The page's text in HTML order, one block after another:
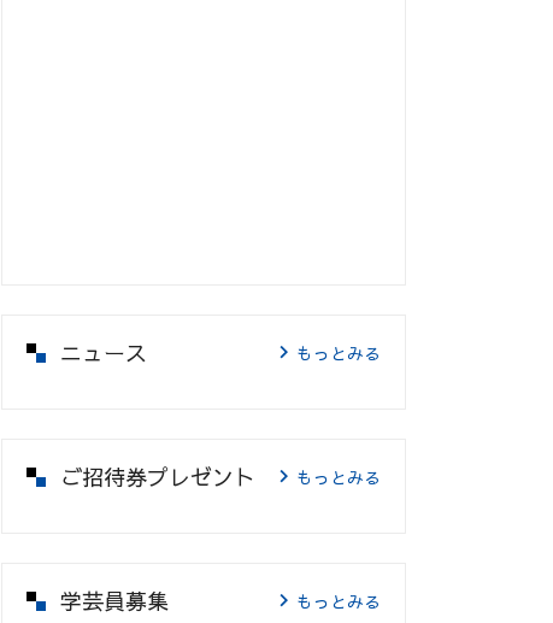
ニュース もっとみる
ご招待券プレゼント もっとみる
学芸員募集 もっとみる